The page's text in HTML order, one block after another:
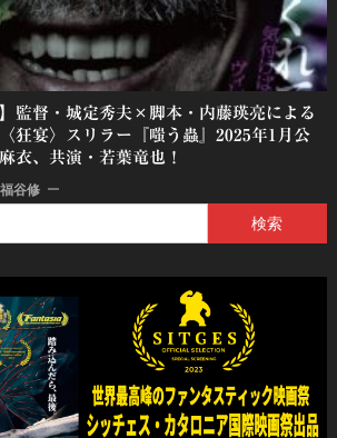
】監督・城定秀夫×脚本・内藤瑛亮による
狂宴〉スリラー『嗤う蟲』2025年1月公
衣、共演・若葉竜也！
福谷修
索: